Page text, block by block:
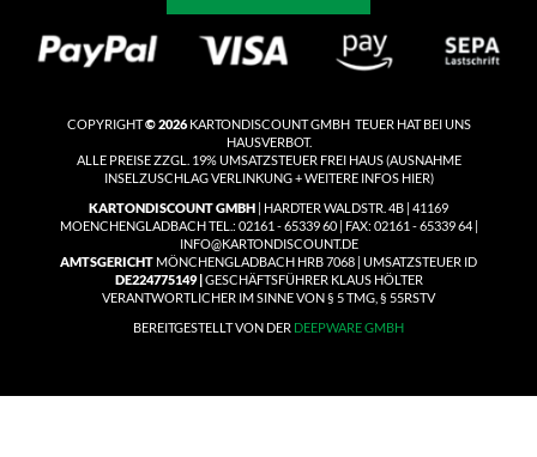
COPYRIGHT© 2026KARTONDISCOUNT GMBH TEUER HAT BEI UNS
HAUSVERBOT.
ALLE PREISE ZZGL. 19% UMSATZSTEUER FREI HAUS(AUSNAHME
INSELZUSCHLAG VERLINKUNG + WEITERE INFOS HIER)
KARTONDISCOUNT GMBH | HARDTER WALDSTR. 4B | 41169
MOENCHENGLADBACH TEL.: 02161 - 65339 60 | FAX: 02161 - 65339 64 |
INFO@KARTONDISCOUNT.DE
AMTSGERICHT MÖNCHENGLADBACH HRB 7068 | UMSATZSTEUER ID
DE224775149 |GESCHÄFTSFÜHRER KLAUS HÖLTER
VERANTWORTLICHER IM SINNE VON § 5 TMG, § 55RSTV
BEREITGESTELLT VON DER DEEPWARE GMBH